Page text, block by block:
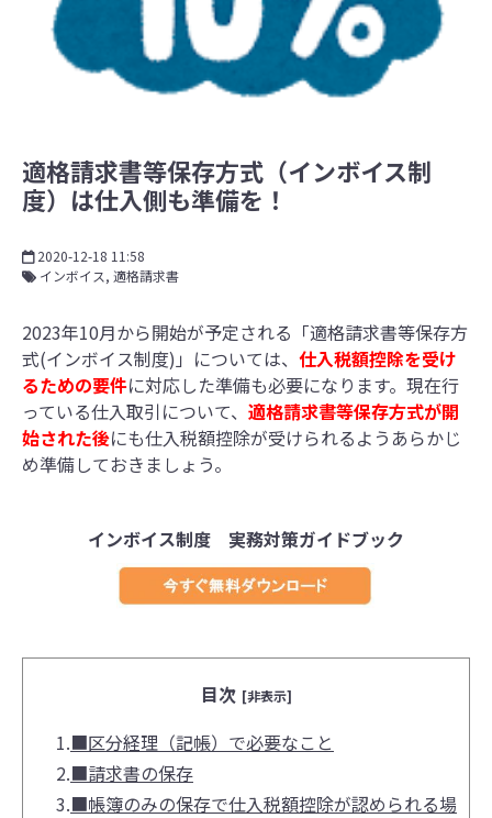
よくあるご質問
適格請求書等保存方式（インボイス制
度）は仕入側も準備を！
2020-12-18 11:58
インボイス 適格請求書
2023年10月から開始が予定される「適格請求書等保存方
式(インボイス制度)」については、 仕入税額控除を受け
るための要件に対応した準備も必要になります。現在行
っている仕入取引について、 適格請求書等保存方式が開
始された後にも仕入税額控除が受けられるようあらかじ
め準備しておきましょう。
インボイス制度 実務対策ガイドブック
目次 [非表示]
1.■区分経理（記帳）で必要なこと
2.■請求書の保存
3.■帳簿のみの保存で仕入税額控除が認められる場